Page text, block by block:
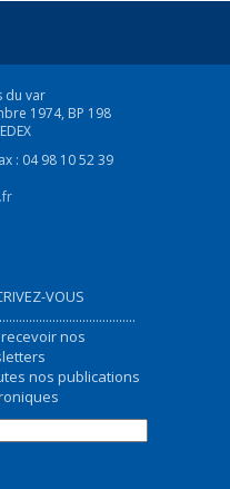
du var
1974, BP 198
: 04 98 10 52 39
VOUS
nos
nos publications